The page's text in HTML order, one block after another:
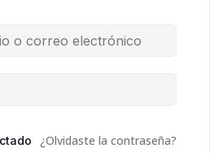
¿Olvidaste la contraseña?